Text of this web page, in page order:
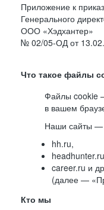
Приложение к
Генерального
ООО «Хэдхантер»
№ 02/05-ОД от
Что такое файлы
Файлы cookie
в вашем
Наши сайты —
hh.ru,
career.ru и
(далее —
Кто мы